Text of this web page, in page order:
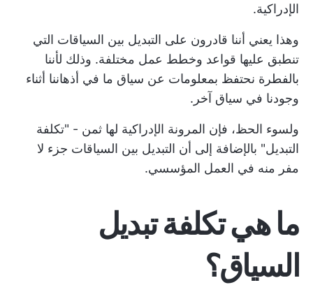
الإدراكية.
وهذا يعني أننا قادرون على التبديل بين السياقات التي
تنطبق عليها قواعد وخطط عمل مختلفة. وذلك لأننا
بالفطرة نحتفظ بمعلومات عن سياق ما في أذهاننا أثناء
وجودنا في سياق آخر.
ولسوء الحظ، فإن المرونة الإدراكية لها ثمن - "تكلفة
التبديل" بالإضافة إلى أن التبديل بين السياقات جزء لا
مفر منه في العمل المؤسسي.
ما هي تكلفة تبديل
السياق؟